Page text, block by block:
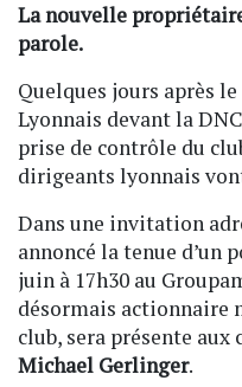
La nouvelle
parole.
Quelques jours après
Lyonnais devant la
prise de contrôle du
dirigeants lyonnais
Dans une invitation
annoncé la tenue d’un
juin à 17h30 au
désormais actionnaire
club, sera présente
Michael Gerlinger.